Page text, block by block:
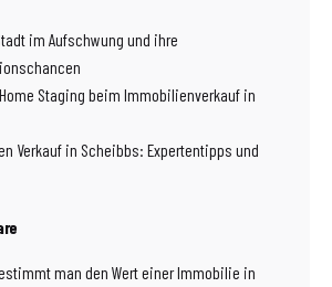
im Aufschwung und ihre
Staging beim Immobilienverkauf in
Verkauf in Scheibbs: Expertentipps und
man den Wert einer Immobilie in